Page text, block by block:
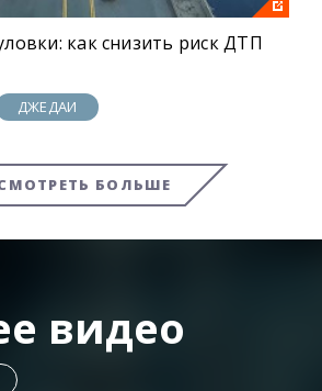
как снизить риск ДТП
ДЖЕДАИ
БОЛЬШЕ
видео